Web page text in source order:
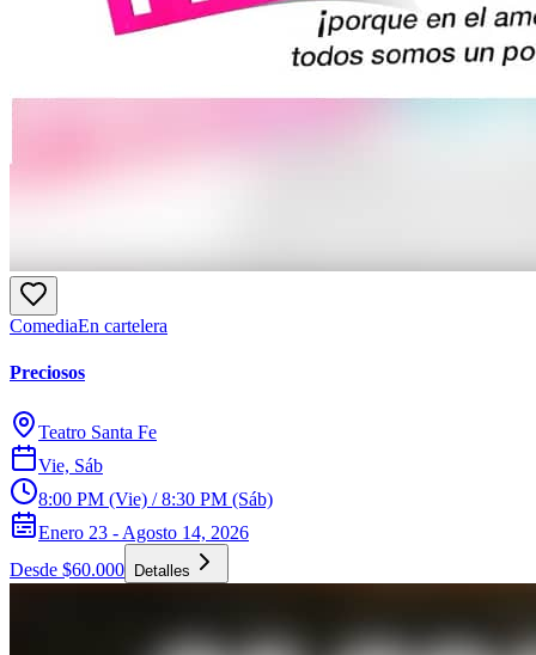
ComediaEn cartelera
Preciosos
Teatro Santa Fe
Vie, Sáb
8:00 PM (Vie) / 8:30 PM (Sáb)
Enero 23 - Agosto 14, 2026
Desde $60.000
Detalles